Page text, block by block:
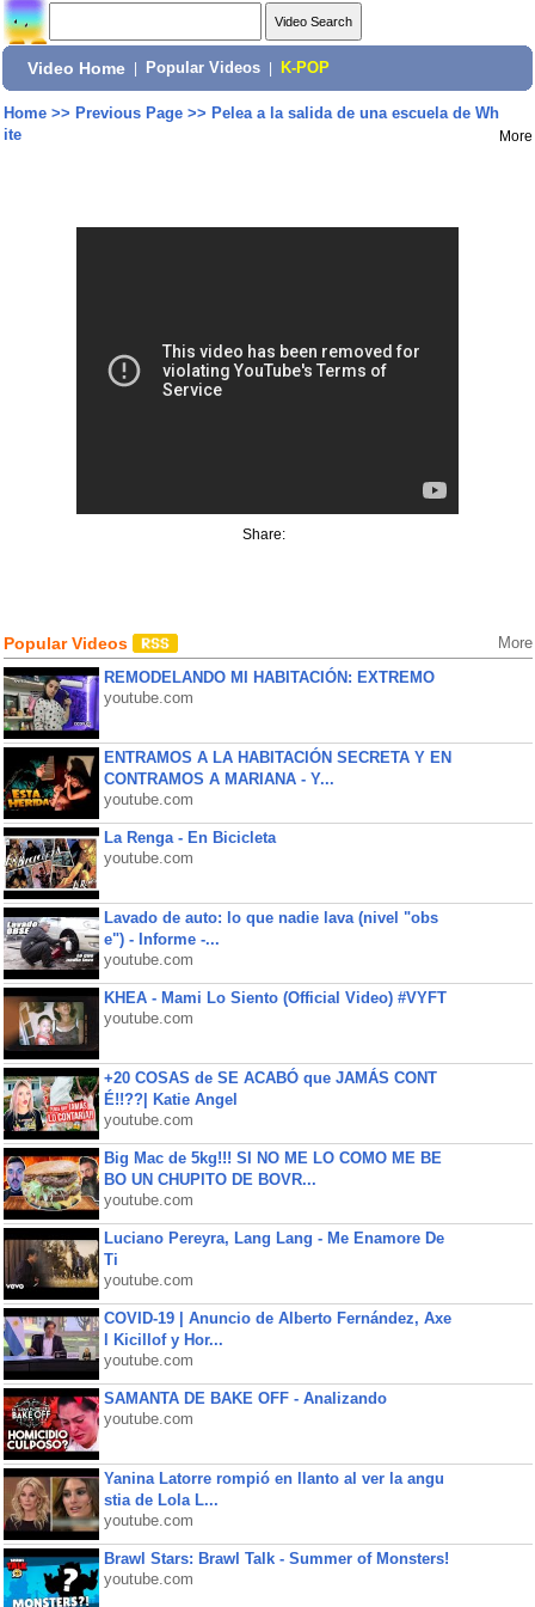
Video Home Popular Videos K-POP
Home>> Previous Page>> Pelea a la salida de una escuela de Wh
ite
More
Share:
Popular Videos More
REMODELANDO MI HABITACIÓN: EXTREMO
youtube.com
ENTRAMOS A LA HABITACIÓN SECRETA Y EN
CONTRAMOS A MARIANA - Y...
youtube.com
La Renga - En Bicicleta
youtube.com
Lavado de auto: lo que nadie lava (nivel "obs
e") - Informe -...
youtube.com
KHEA - Mami Lo Siento (Official Video) #VYFT
youtube.com
+20 COSAS de SE ACABÓ que JAMÁS CONT
É!!??| Katie Angel
youtube.com
Big Mac de 5kg!!! SI NO ME LO COMO ME BE
BO UN CHUPITO DE BOVR...
youtube.com
Luciano Pereyra, Lang Lang - Me Enamore De
Ti
youtube.com
COVID-19 | Anuncio de Alberto Fernández, Axe
l Kicillof y Hor...
youtube.com
SAMANTA DE BAKE OFF - Analizando
youtube.com
Yanina Latorre rompió en llanto al ver la angu
stia de Lola L...
youtube.com
Brawl Stars: Brawl Talk - Summer of Monsters!
youtube.com